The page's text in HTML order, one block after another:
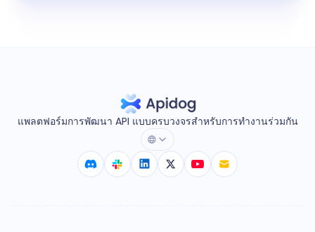
แพลตฟอร์มการพัฒนา API แบบครบวงจรสำหรับการทำงานร่วมกัน